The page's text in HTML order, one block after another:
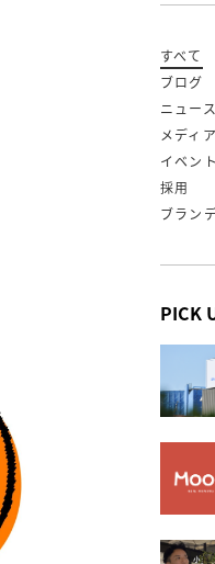
すべて
ブログ
ニュース
メディ
イベント
採用
ブラン
PICK